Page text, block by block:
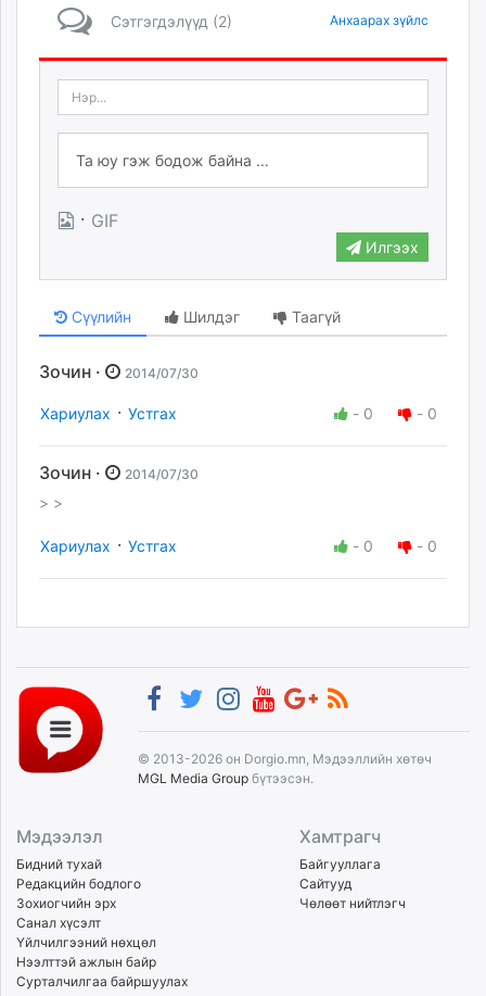
Сэтгэгдэлүүд (2) Анхаарах зүйлс
· GIF
Илгээх
Сүүлийн Шилдэг Таагүй
Зочин · 2014/07/30
Хариулах · Устгах - 0 - 0
Зочин · 2014/07/30
> >
Хариулах · Устгах - 0 - 0
© 2013-2026 он Dorgio.mn, Мэдээллийн хөтөч
MGL Media Group бүтээсэн.
Мэдээлэл
Бидний тухай
Редакцийн бодлого
Зохиогчийн эрх
Санал хүсэлт
Үйлчилгээний нөхцөл
Нээлттэй ажлын байр
Сурталчилгаа байршуулах
Хамтрагч
Байгууллага
Сайтууд
Чөлөөт нийтлэгч